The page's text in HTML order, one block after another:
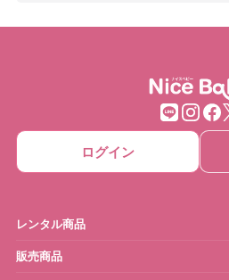
ログイン
レンタル商品
販売商品